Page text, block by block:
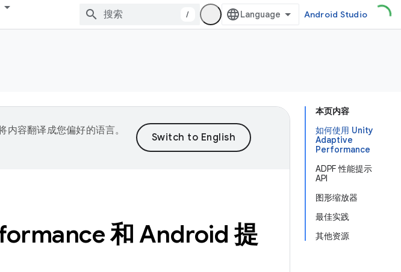
/ Android Studio
本页内容
如何使用 Unity
Adaptive
Performance
ADPF 性能提示
API
图形缩放器
最佳实践
其他资源
容翻译成您偏好的语言。
和 Android 提